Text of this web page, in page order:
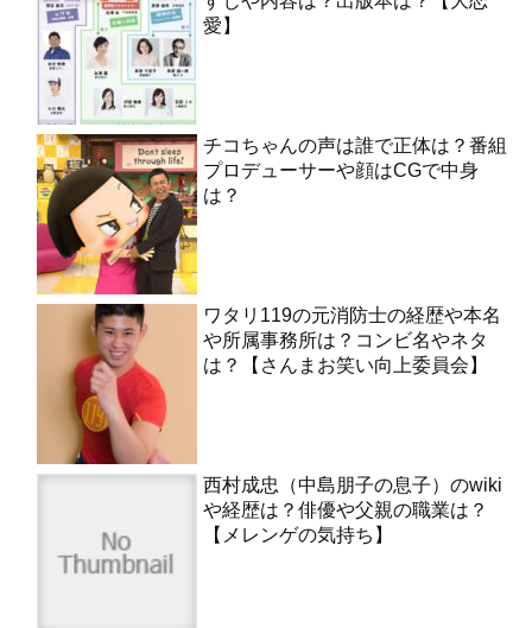
愛】
チコちゃんの声は誰で正体は？番組
プロデューサーや顔はCGで中身
は？
ワタリ119の元消防士の経歴や本名
や所属事務所は？コンビ名やネタ
は？【さんまお笑い向上委員会】
西村成忠（中島朋子の息子）のwiki
や経歴は？俳優や父親の職業は？
【メレンゲの気持ち】